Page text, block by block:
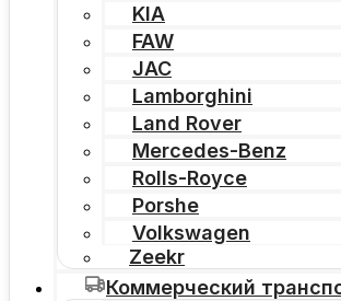
KIA
FAW
JAC
Lamborghini
Land Rover
Mercedes-Benz
Rolls-Royce
Porshe
Volkswagen
Zeekr
Коммерческий